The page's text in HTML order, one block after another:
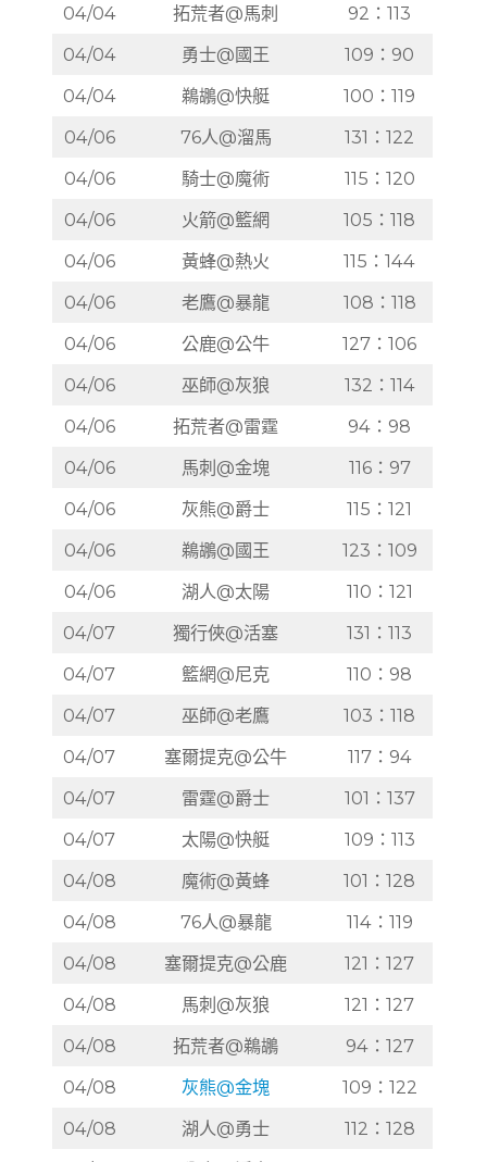
04/04
拓荒者@馬刺
92：113
04/04
勇士@國王
109：90
04/04
鵜鶘@快艇
100：119
04/06
76人@溜馬
131：122
04/06
騎士@魔術
115：120
04/06
火箭@籃網
105：118
04/06
黃蜂@熱火
115：144
04/06
老鷹@暴龍
108：118
04/06
公鹿@公牛
127：106
04/06
巫師@灰狼
132：114
04/06
拓荒者@雷霆
94：98
04/06
馬刺@金塊
116：97
04/06
灰熊@爵士
115：121
04/06
鵜鶘@國王
123：109
04/06
湖人@太陽
110：121
04/07
獨行俠@活塞
131：113
04/07
籃網@尼克
110：98
04/07
巫師@老鷹
103：118
04/07
塞爾提克@公牛
117：94
04/07
雷霆@爵士
101：137
04/07
太陽@快艇
109：113
04/08
魔術@黃蜂
101：128
04/08
76人@暴龍
114：119
04/08
塞爾提克@公鹿
121：127
04/08
馬刺@灰狼
121：127
04/08
拓荒者@鵜鶘
94：127
04/08
灰熊@金塊
109：122
04/08
湖人@勇士
112：128